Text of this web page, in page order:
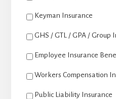
Keyman Insurance
GHS / GTL / GPA / Group
Employee Insurance
Workers Compensation
Public Liability Insurance